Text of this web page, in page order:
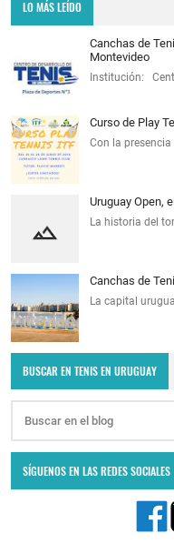
LO MÁS LEÍDO
Canchas de
Montevideo
Institución:
Curso de Play
Con la
Uruguay Open,
La historia del
Canchas de
La capital
BUSCAR EN TENIS EN URUGUAY
SÍGUENOS EN LAS REDES SOCIALES